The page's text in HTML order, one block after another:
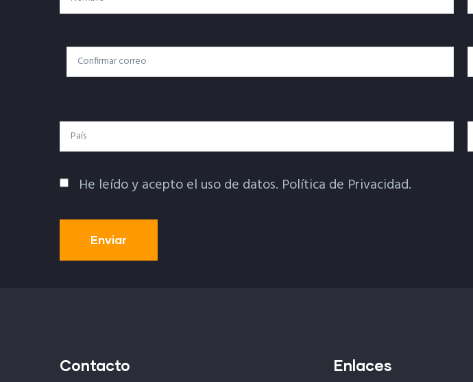
Correo
Electrónico
Correo Electrónico
País
Política De Privacidad
He leído y acepto el uso de datos. Política de Privacidad.
Contacto Enlaces